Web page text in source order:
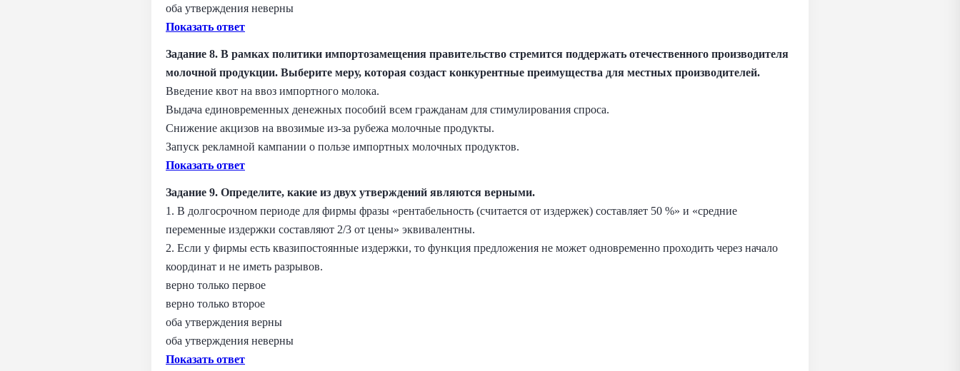
оба утверждения неверны
Показать ответ
Задание 8. В рамках политики импортозамещения правительство стремится поддержать отечественного производителя
молочной продукции. Выберите меру, которая создаст конкурентные преимущества для местных производителей.
Введение квот на ввоз импортного молока.
Выдача единовременных денежных пособий всем гражданам для стимулирования спроса.
Снижение акцизов на ввозимые из-за рубежа молочные продукты.
Запуск рекламной кампании о пользе импортных молочных продуктов.
Показать ответ
Задание 9. Определите, какие из двух утверждений являются верными.
1. В долгосрочном периоде для фирмы фразы «рентабельность (считается от издержек) составляет 50 %» и «средние
переменные издержки составляют 2/3 от цены» эквивалентны.
2. Если у фирмы есть квазипостоянные издержки, то функция предложения не может одновременно проходить через начало
координат и не иметь разрывов.
верно только первое
верно только второе
оба утверждения верны
оба утверждения неверны
Показать ответ